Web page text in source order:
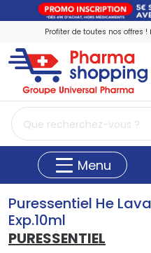
Profiter de toutes nos offres !
Menu
Puressentiel He
Exp.10ml
PURESSENTIEL